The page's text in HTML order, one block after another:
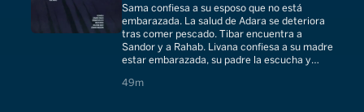
Sama confiesa a su esposo que no está
embarazada. La salud de Adara se deteriora
tras comer pescado. Tibar encuentra a
Sandor y a Rahab. Livana confiesa a su madre
estar embarazada, su padre la escucha y
49m
49 minutes